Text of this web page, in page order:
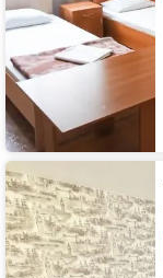
Апартаменты
1-
к.квартиры
у
Ледового
Дворца